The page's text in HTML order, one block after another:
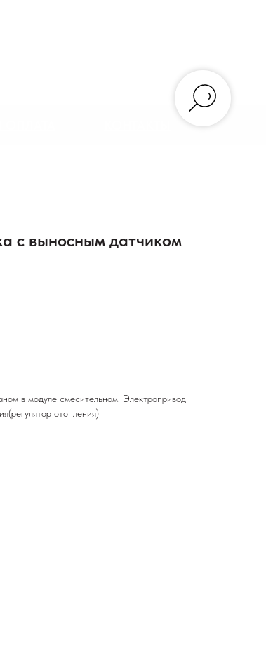
с выносным датчиком
в модуле смесительном. Электропривод
отопления)